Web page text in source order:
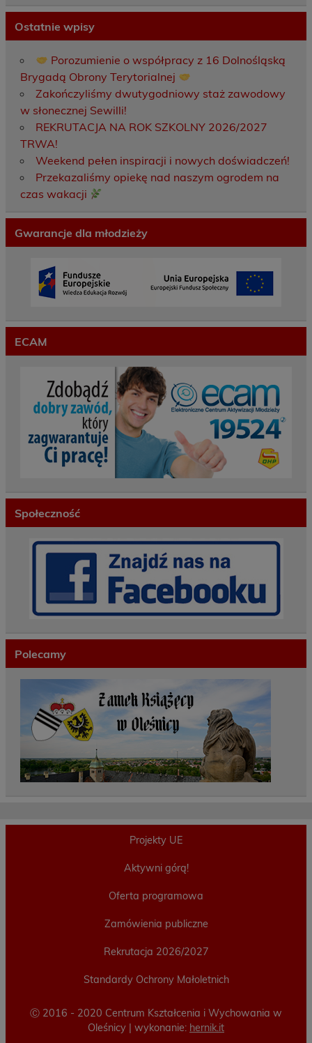
Ostatnie wpisy
Porozumienie o współpracy z 16 Dolnośląską
Brygadą Obrony Terytorialnej
Zakończyliśmy dwutygodniowy staż zawodowy
w słonecznej Sewilli!
REKRUTACJA NA ROK SZKOLNY 2026/2027
TRWA!
Weekend pełen inspiracji i nowych doświadczeń!
Przekazaliśmy opiekę nad naszym ogrodem na
czas wakacji
Gwarancje dla młodzieży
ECAM
Społeczność
Polecamy
Projekty UE
Aktywni górą!
Oferta programowa
Zamówienia publiczne
Rekrutacja 2026/2027
Standardy Ochrony Małoletnich
Ⓒ 2016 - 2020 Centrum Kształcenia i Wychowania w
Oleśnicy | wykonanie: hernik.it